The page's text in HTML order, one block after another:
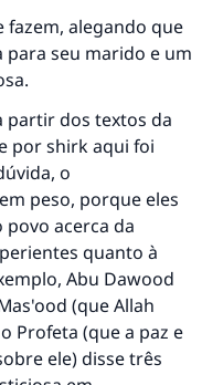
fazem, alegando que
para seu marido e um
partir dos textos da
por shirk aqui foi
o
peso, porque eles
acerca da
quanto à
Abu Dawood
(que Allah
Profeta (que a paz e
ele) disse três
à Ummah
O Profeta ﷺ disse,
outros a fazer o
recompensa
o fazem."